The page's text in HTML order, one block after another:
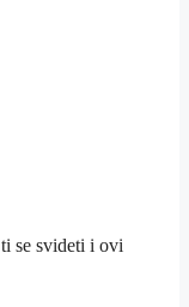
se svideti i ovi